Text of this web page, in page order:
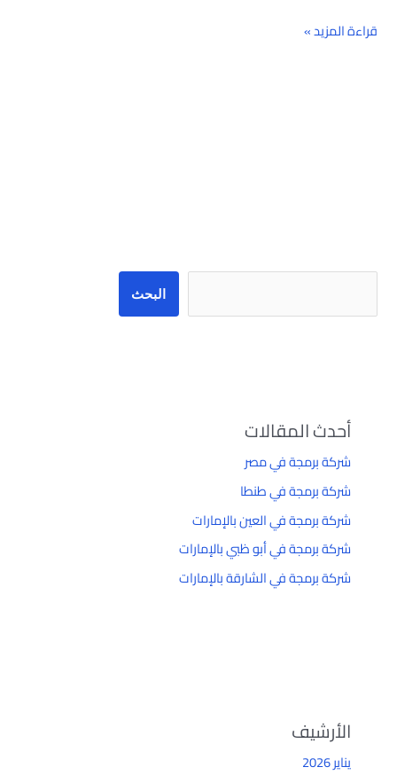
قراءة المزيد »
البحث
أحدث المقالات
شركة برمجة في مصر
شركة برمجة في طنطا
شركة برمجة في العين بالإمارات
شركة برمجة في أبو ظبي بالإمارات
شركة برمجة في الشارقة بالإمارات
الأرشيف
يناير 2026